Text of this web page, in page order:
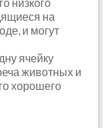
на
и могут
ячейку
животных и
хорошего